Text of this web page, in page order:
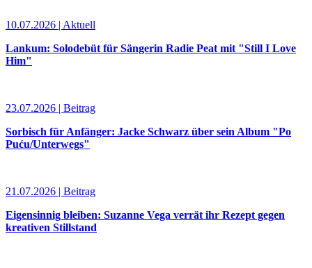
10.07.2026 | Aktuell
Lankum: Solodebüt für Sängerin Radie Peat mit "Still I Love
Him"
23.07.2026 | Beitrag
Sorbisch für Anfänger: Jacke Schwarz über sein Album "Po
Puću/Unterwegs"
21.07.2026 | Beitrag
Eigensinnig bleiben: Suzanne Vega verrät ihr Rezept gegen
kreativen Stillstand